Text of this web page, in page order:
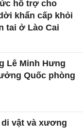
hỗ trợ cho
khẩn cấp khỏi
tai ở Lào Cai
Lê Minh Hưng
Quốc phòng
di vật và xương